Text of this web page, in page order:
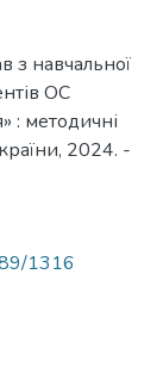
з навчальної
ОС
: методичні
2024. -
1316